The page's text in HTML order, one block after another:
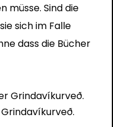
müsse. Sind die
sich im Falle
dass die Bücher